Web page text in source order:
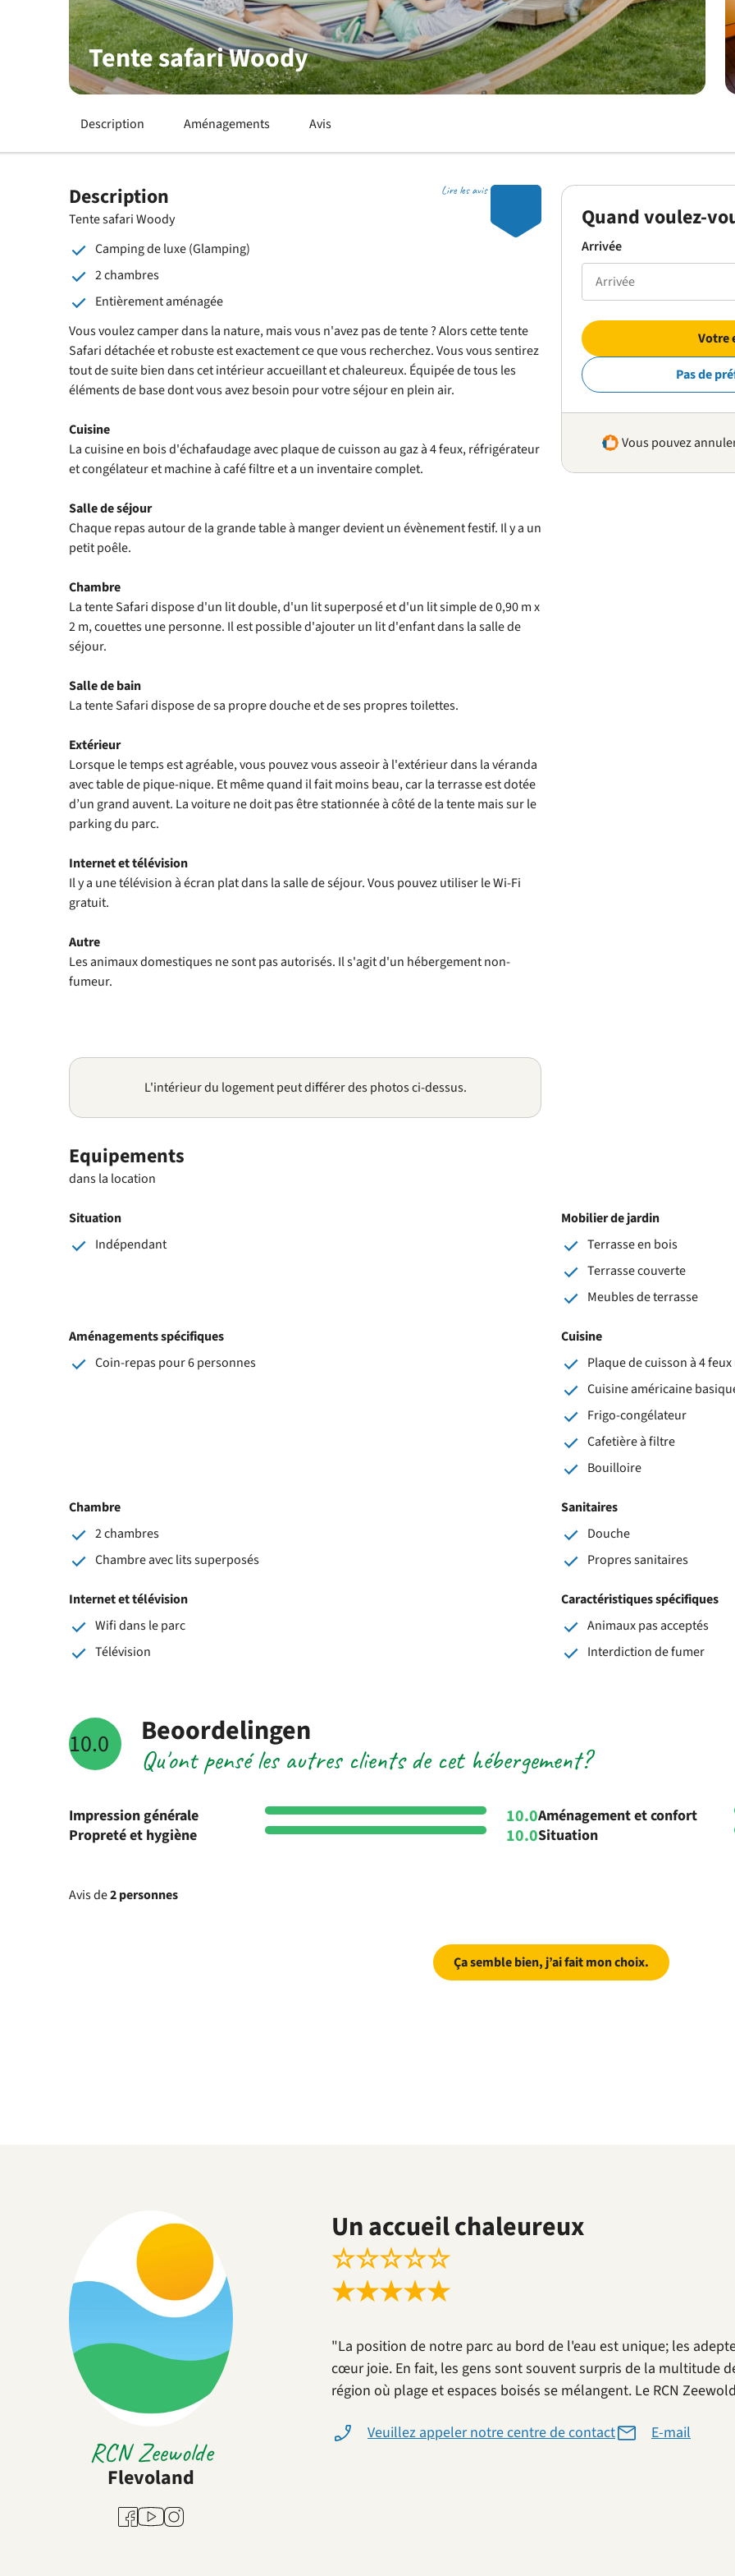
Tente safari Woody
Description Aménagements Avis
Lire les avis
Description
Tente safari Woody
Camping de luxe (Glamping)
2 chambres
Entièrement aménagée
Vous voulez camper dans la nature, mais vous n'avez pas de tente ? Alors cette tente
Safari détachée et robuste est exactement ce que vous recherchez. Vous vous sentirez
tout de suite bien dans cet intérieur accueillant et chaleureux. Équipée de tous les
éléments de base dont vous avez besoin pour votre séjour en plein air.
Cuisine
La cuisine en bois d'échafaudage avec plaque de cuisson au gaz à 4 feux, réfrigérateur
et congélateur et machine à café filtre et a un inventaire complet.
Salle de séjour
Chaque repas autour de la grande table à manger devient un évènement festif. Il y a un
petit poêle.
Chambre
La tente Safari dispose d'un lit double, d'un lit superposé et d'un lit simple de 0,90 m x
2 m, couettes une personne. Il est possible d'ajouter un lit d'enfant dans la salle de
séjour.
Salle de bain
La tente Safari dispose de sa propre douche et de ses propres toilettes.
Extérieur
Lorsque le temps est agréable, vous pouvez vous asseoir à l'extérieur dans la véranda
avec table de pique-nique. Et même quand il fait moins beau, car la terrasse est dotée
d’un grand auvent. La voiture ne doit pas être stationnée à côté de la tente mais sur le
parking du parc.
Internet et télévision
Il y a une télévision à écran plat dans la salle de séjour. Vous pouvez utiliser le Wi-Fi
gratuit.
Autre
Les animaux domestiques ne sont pas autorisés. Il s'agit d'un hébergement non-
fumeur.
L'intérieur du logement peut différer des photos ci-dessus.
Quand voulez-
Arrivée
Votre
Pas de
Vous pouvez
Equipements
dans la location
Situation
Indépendant
Mobilier de jardin
Terrasse en bois
Terrasse couverte
Meubles de terrasse
Aménagements spécifiques
Coin-repas pour 6 personnes
Cuisine
Plaque de cuisson à 4 feux
Cuisine américaine
Frigo-congélateur
Cafetière à filtre
Bouilloire
Chambre
2 chambres
Chambre avec lits superposés
Sanitaires
Douche
Propres sanitaires
Internet et télévision
Wifi dans le parc
Télévision
Caractéristiques spécifiques
Animaux pas acceptés
Interdiction de fumer
10.0 Qu'ont pensé les autres clients de cet hébergement?
Beoordelingen
Impression générale 10.0Aménagement et confort
Propreté et hygiène 10.0Situation
Avis de2 personnes
Ça semble bien, j’ai fait mon choix.
RCN Zeewolde
Flevoland
Facebook
YoutubeInstagram
Un accueil chaleureux
☆☆☆☆☆
★★★★★
"La position de notre parc au bord de l'eau est unique; les
cœur joie. En fait, les gens sont souvent surpris de la multitude
région où plage et espaces boisés se mélangent. Le RCN
Veuillez appeler notre centre de contact E-mail